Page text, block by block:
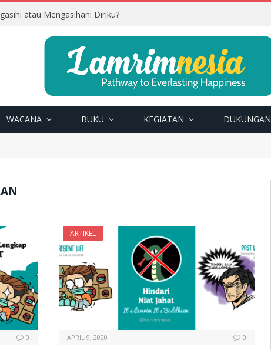
atau Mengasihani Diriku?
WACANA BUKU KEGIATAN DUKUNGAN
0
ARTIKEL
APRIL 9, 2020 0